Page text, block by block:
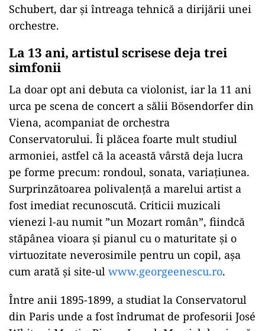
Schubert, dar şi întreaga tehnică a dirijării unei
orchestre.
La 13 ani, artistul scrisese deja trei
simfonii
La doar opt ani debuta ca violonist, iar la 11 ani
urca pe scena de concert a sălii Bösendorfer din
Viena, acompaniat de orchestra
Conservatorului. Îi plăcea foarte mult studiul
armoniei, astfel că la această vârstă deja lucra
pe forme precum: rondoul, sonata, variaţiunea.
Surprinzătoarea polivalenţă a marelui artist a
fost imediat recunoscută. Criticii muzicali
vienezi l-au numit ”un Mozart român”, fiindcă
stăpânea vioara şi pianul cu o maturitate şi o
virtuozitate neverosimile pentru un copil, aşa
cum arată şi site-ul www.georgeenescu.ro.
Între anii 1895-1899, a studiat la Conservatorul
din Paris unde a fost îndrumat de profesorii José